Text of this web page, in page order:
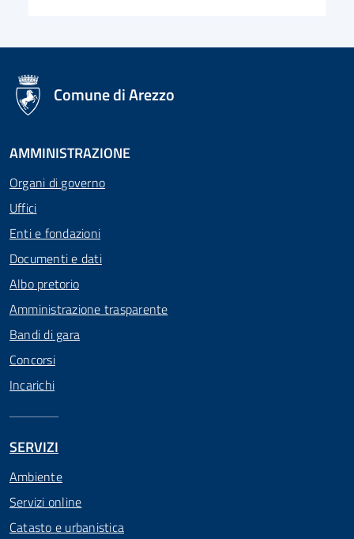
logo Unione Europea
Comune di Arezzo
AMMINISTRAZIONE
Organi di governo
Uffici
Enti e fondazioni
Documenti e dati
Albo pretorio
Amministrazione trasparente
Bandi di gara
Concorsi
Incarichi
SERVIZI
Ambiente
Servizi online
Catasto e urbanistica